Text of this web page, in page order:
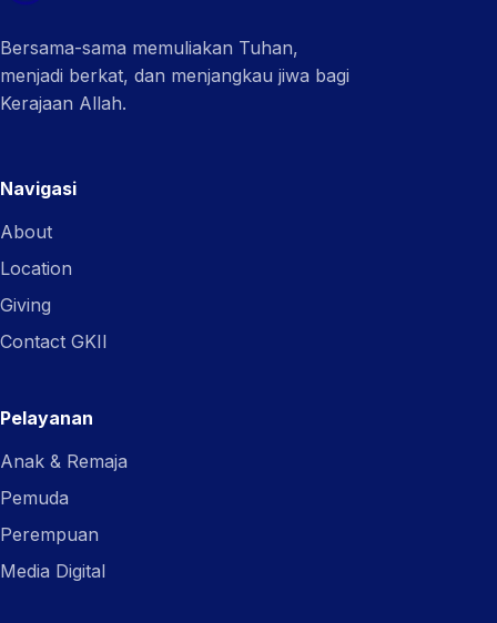
Bersama-sama memuliakan Tuhan,
menjadi berkat, dan menjangkau jiwa bagi
Kerajaan Allah.
Navigasi
About
Location
Giving
Contact GKII
Pelayanan
Anak & Remaja
Pemuda
Perempuan
Media Digital